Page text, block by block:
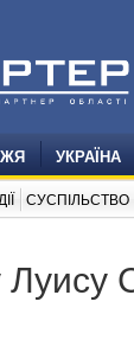
УКРАЇНА
СУСПІЛЬСТВО